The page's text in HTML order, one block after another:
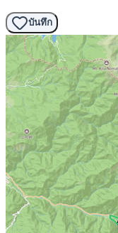
บันทึก